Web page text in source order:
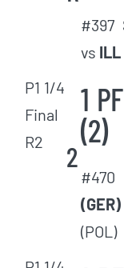
#397
vs ILL
P1 1/4
Final
R2
2
1
(2)
#470
(GER)
(POL)